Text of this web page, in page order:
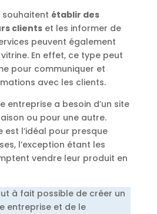
souhaitent établir des
clientset les informer de
peuvent également
En effet, ce type peut
pour communiquer et
avec les clients.
entreprise a besoin d’un site
ou pour une autre.
est l’idéal pour presque
l’exception étant les
vendre leur produit en
à fait possible de créer un
entreprise et de le